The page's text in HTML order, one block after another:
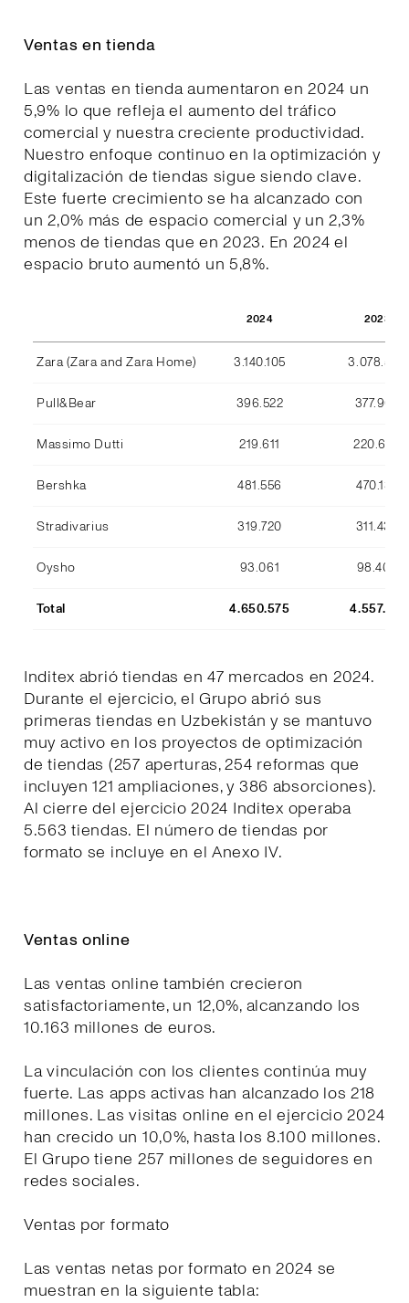
Ventas en tienda
Las ventas en tienda aumentaron en 2024 un
5,9% lo que refleja el aumento del tráfico
comercial y nuestra creciente productividad.
Nuestro enfoque continuo en la optimización y
digitalización de tiendas sigue siendo clave.
Este fuerte crecimiento se ha alcanzado con
un 2,0% más de espacio comercial y un 2,3%
menos de tiendas que en 2023. En 2024 el
espacio bruto aumentó un 5,8%.
2024 2023
Zara (Zara and Zara Home) 3.140.105 3.078.590
Pull&Bear 396.522 377.969
Massimo Dutti 219.611 220.633
Bershka 481.556 470.134
Stradivarius 319.720 311.436
Oysho 93.061 98.409
Total 4.650.575 4.557.170
Inditex abrió tiendas en 47 mercados en 2024.
Durante el ejercicio, el Grupo abrió sus
primeras tiendas en Uzbekistán y se mantuvo
muy activo en los proyectos de optimización
de tiendas (257 aperturas, 254 reformas que
incluyen 121 ampliaciones, y 386 absorciones).
Al cierre del ejercicio 2024 Inditex operaba
5.563 tiendas. El número de tiendas por
formato se incluye en el Anexo IV.
Ventas online
Las ventas online también crecieron
satisfactoriamente, un 12,0%, alcanzando los
10.163 millones de euros.
La vinculación con los clientes continúa muy
fuerte. Las apps activas han alcanzado los 218
millones. Las visitas online en el ejercicio 2024
han crecido un 10,0%, hasta los 8.100 millones.
El Grupo tiene 257 millones de seguidores en
redes sociales.
Ventas por formato
Las ventas netas por formato en 2024 se
muestran en la siguiente tabla: